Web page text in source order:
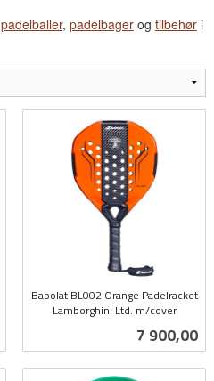
padelballer, padelbagerog tilbehøri
Babolat BL002 Orange Padelracket
Lamborghini Ltd. m/cover
Pris
7 900,00